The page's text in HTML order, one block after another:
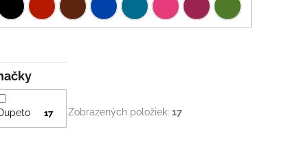
17 Zobrazených položiek: 17